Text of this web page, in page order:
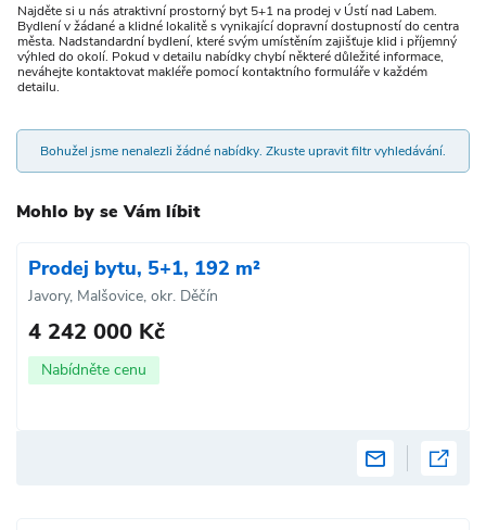
Najděte si u nás atraktivní prostorný byt 5+1 na prodej v Ústí nad Labem.
Bydlení v žádané a klidné lokalitě s vynikající dopravní dostupností do centra
města. Nadstandardní bydlení, které svým umístěním zajišťuje klid i příjemný
výhled do okolí. Pokud v detailu nabídky chybí některé důležité informace,
neváhejte kontaktovat makléře pomocí kontaktního formuláře v každém
detailu.
Bohužel jsme nenalezli žádné nabídky. Zkuste upravit filtr vyhledávání.
Mohlo by se Vám líbit
Prodej bytu, 5+1, 192 m²
Javory, Malšovice, okr. Děčín
4 242 000 Kč
Nabídněte cenu